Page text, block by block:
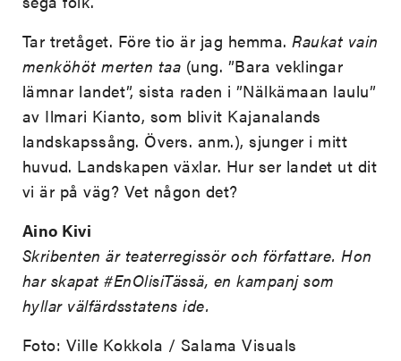
Tar tretåget. Före tio är jag hemma.Raukat vain
menköhöt merten taa (ung. ”Bara veklingar
lämnar landet”, sista raden i ”Nälkämaan laulu”
av Ilmari Kianto, som blivit Kajanalands
landskapssång. Övers. anm.), sjunger i mitt
huvud. Landskapen växlar. Hur ser landet ut dit
vi är på väg? Vet någon det?
Aino Kivi
Skribenten är teaterregissör och författare. Hon
har skapat #EnOlisiTässä, en kampanj som
hyllar välfärdsstatens ide.
Foto: Ville Kokkola / Salama Visuals